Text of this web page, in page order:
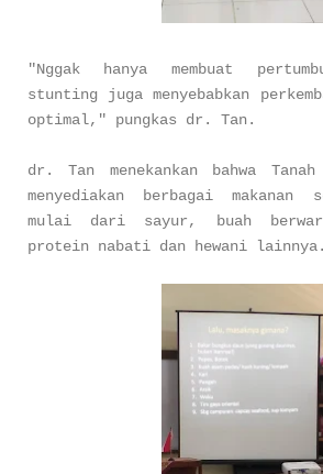
"Nggak hanya membuat
stunting juga menyebabkan
optimal," pungkas dr. Tan.
dr. Tan menekankan bahwa
menyediakan berbagai
mulai dari sayur, buah
protein nabati dan hewani lainnya.